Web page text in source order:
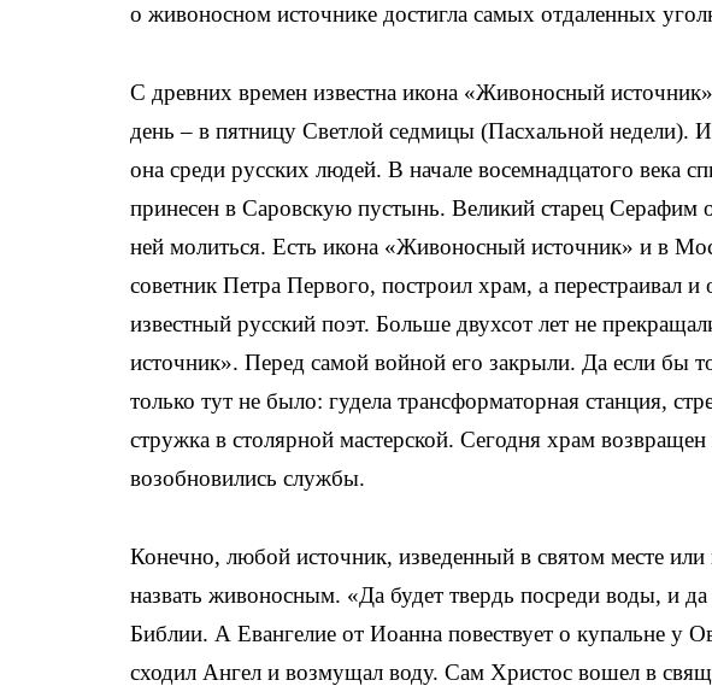
о живоносном источнике достигла самых отдаленных
С древних времен известна икона «Живоносный
день – в пятницу Светлой седмицы (Пасхальной недели).
она среди русских людей. В начале восемнадцатого века
принесен в Саровскую пустынь. Великий старец Серафим
ней молиться. Есть икона «Живоносный источник» и в
советник Петра Первого, построил храм, а перестраивал
известный русский поэт. Больше двухсот лет не
источник». Перед самой войной его закрыли. Да если бы
только тут не было: гудела трансформаторная станция,
стружка в столярной мастерской. Сегодня храм
возобновились службы.
Конечно, любой источник, изведенный в святом месте
назвать живоносным. «Да будет твердь посреди воды, и
Библии. А Евангелие от Иоанна повествует о купальне у
сходил Ангел и возмущал воду. Сам Христос вошел в